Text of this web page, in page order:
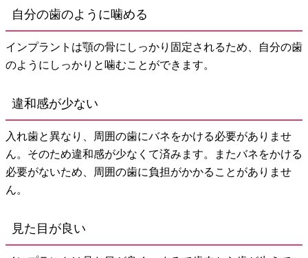
自分の歯のように噛める
インプラントは顎の骨にしっかり固定されるため、自分の歯
のようにしっかりと噛むことができます。
違和感が少ない
入れ歯と異なり、周囲の歯にバネをかける必要がありませ
ん。そのため違和感が少なくて済みます。またバネをかける
必要がないため、周囲の歯に負担がかかることがありませ
ん。
見た目が良い